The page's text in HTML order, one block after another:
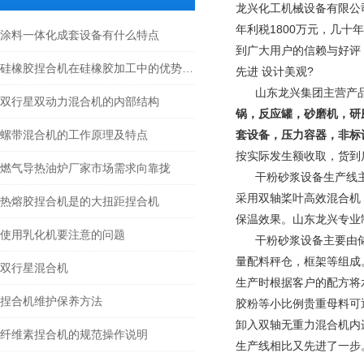
涂料一体化成套设备有什么特点
双行星双动力混合机的内部结构
螺带混合机的工作原理及特点
燃气导热油炉厂家市场需求向靠拢
热熔胶捏合机是的大扭距捏合机
使用乳化机要注意的问题
双行星混合机
捏合机维护保养方法
纤维素捏合机的规范操作说明
龙兴化工机械设备有限
年利税1800万元，几十
到广大用户的信赖与好
先进 设计美观?
山东龙兴集团主营产
锅，反应罐，砂磨机，
套设备，压力容器，非标
按实际发生额收取，货
干粉砂浆设备生产线
采用双轴桨叶高效混合
保温效果。 山东龙兴专
干粉砂浆设备主要由储
量配料秤仓，框架等组
生产时根据客户的配方
胶粉等小比例贵重母料
卸入双轴无重力混合机
生产线相比又先进了一步